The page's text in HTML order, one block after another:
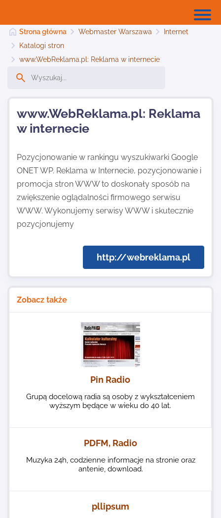
Strona główna
Dodaj stronę
Kontakt
Strona główna Webmaster Warszawa
Internet
Katalogi stron
www.WebReklama.pl: Reklama w internecie
www.WebReklama.pl: Reklama
w internecie
Pozycjonowanie w rankingu wyszukiwarki Google
ONET WP. Reklama w Internecie, pozycjonowanie i
promocja stron WWW to doskonały sposób na
zwiększenie oglądalności firmowego serwisu
WWW. Wykonujemy serwisy WWW i skutecznie
pozycjonujemy
http://webreklama.pl
Zobacz także
Pin Radio
Grupą docelową radia są osoby z wykształceniem
wyższym będące w wieku do 40 lat.
PDFM, Radio
Muzyka 24h, codzienne informacje na stronie oraz
antenie, download.
pllipsum